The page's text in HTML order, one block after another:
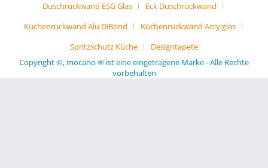
Duschrückwand ESG Glas
Eck Duschrückwand
Küchenrückwand Alu DiBond
Küchenrückwand Acrylglas
Spritzschutz Küche
Designtapete
Copyright ©, mocano ® ist eine eingetragene Marke - Alle Rechte
vorbehalten